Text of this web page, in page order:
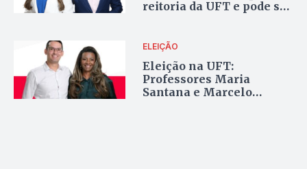
reitoria da UFT e pode ser
Tocantins
ELEIÇÃO
Eleição na UFT:
Professores Maria
Santana e Marcelo